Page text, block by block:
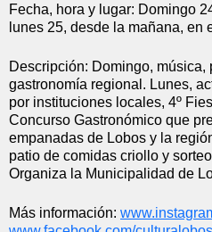
Fecha, hora y lugar: Domingo
lunes 25, desde la mañana, en
Descripción: Domingo, música,
gastronomía regional. Lunes,
por instituciones locales, 4º
Concurso Gastronómico que
empanadas de Lobos y la
patio de comidas criollo y
Organiza la Municipalidad de
Más información: